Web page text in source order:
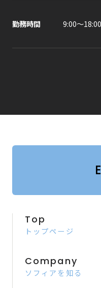
勤務時間 9:00～
Top
トップページ
Company
ソフィアを知る